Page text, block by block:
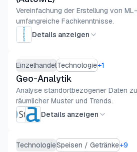
Vereinfachung der Erstellung von
umfangreiche Fachkenntnisse.
Details anzeigen
EinzelhandelTechnologie+1
Geo-Analytik
Analyse standortbezogener Daten
räumlicher Muster und Trends.
Details anzeigen
TechnologieSpeisen / Getränke+9